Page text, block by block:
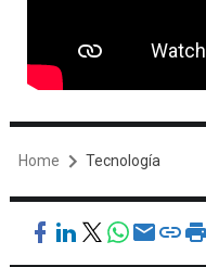
Home Tecnología